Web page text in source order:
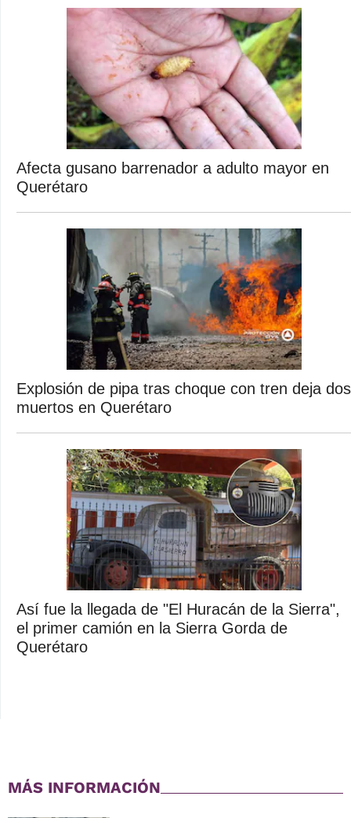
Afecta gusano barrenador a adulto mayor en
Querétaro
Explosión de pipa tras choque con tren deja dos
muertos en Querétaro
Así fue la llegada de "El Huracán de la Sierra",
el primer camión en la Sierra Gorda de
Querétaro
MÁS INFORMACIÓN